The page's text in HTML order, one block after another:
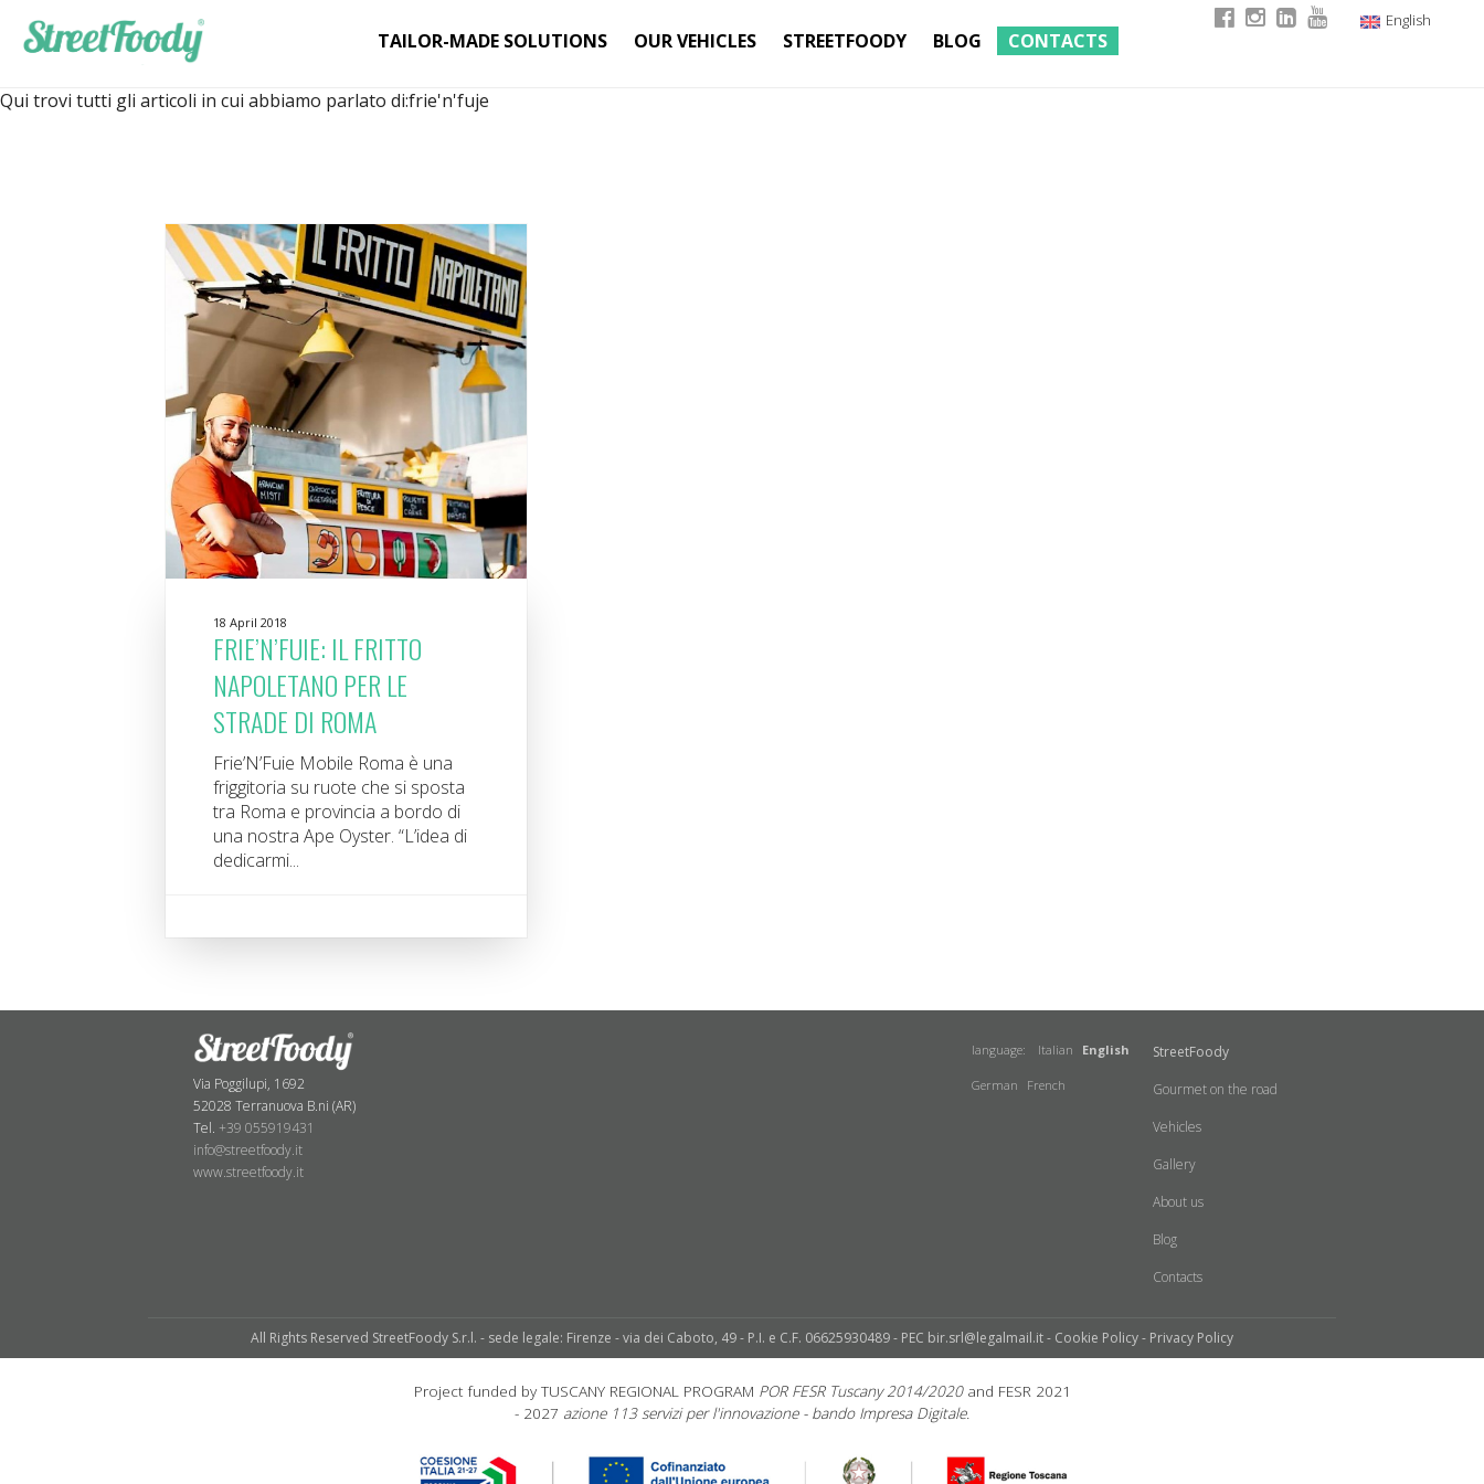
English
TAILOR-MADE SOLUTIONS OUR VEHICLES STREETFOODY BLOG CONTACTS
Qui trovi tutti gli articoli in cui abbiamo parlato di:frie'n'fuje
18 April 2018
FRIE’N’FUIE: IL FRITTO
NAPOLETANO PER LE
STRADE DI ROMA
Frie’N’Fuie Mobile Roma è una
friggitoria su ruote che si sposta
tra Roma e provincia a bordo di
una nostra Ape Oyster. “L’idea di
dedicarmi...
Via Poggilupi, 1692
52028 Terranuova B.ni (AR)
Tel. +39 055919431
info@streetfoody.it
www.streetfoody.it
StreetFoody
Gourmet on the road
Vehicles
Gallery
About us
Blog
Contacts
language: Italian English
German French
All Rights Reserved StreetFoody S.r.l. - sede legale: Firenze - via dei Caboto, 49 - P.I. e C.F. 06625930489 - PEC bir.srl@legalmail.it - Cookie Policy- Privacy Policy
Project funded by TUSCANY REGIONAL PROGRAM POR FESR Tuscany 2014/2020and FESR 2021
- 2027 azione 113 servizi per l'innovazione - bando Impresa Digitale.